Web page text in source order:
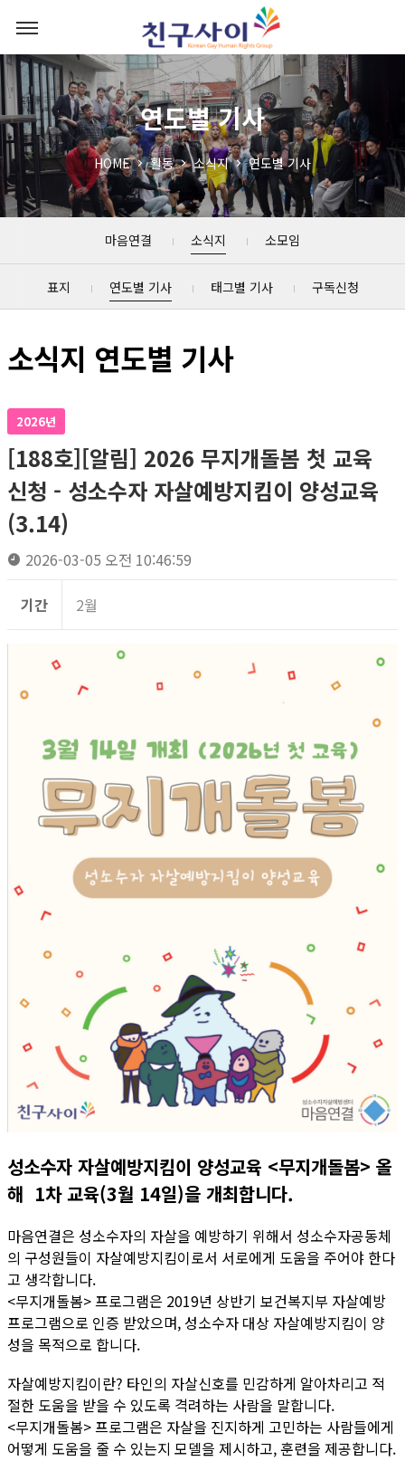
연도별 기사
HOME 활동 소식지 연도별 기사
마음연결 소식지 소모임
표지 연도별 기사 태그별 기사 구독신청
소식지 연도별 기사
2026년
[188호][알림] 2026 무지개돌봄 첫 교육
신청 - 성소수자 자살예방지킴이 양성교육
(3.14)
2026-03-05 오전 10:46:59
기간 2월
성소수자 자살예방지킴이 양성교육 <무지개돌봄> 올
해 1차 교육(3월 14일)을 개최합니다.
마음연결은 성소수자의 자살을 예방하기 위해서 성소수자공동체
의 구성원들이 자살예방지킴이로서 서로에게 도움을 주어야 한다
고 생각합니다.
<무지개돌봄> 프로그램은 2019년 상반기 보건복지부 자살예방
프로그램으로 인증 받았으며, 성소수자 대상 자살예방지킴이 양
성을 목적으로 합니다.
자살예방지킴이란? 타인의 자살신호를 민감하게 알아차리고 적
절한 도움을 받을 수 있도록 격려하는 사람을 말합니다.
<무지개돌봄> 프로그램은 자살을 진지하게 고민하는 사람들에게
어떻게 도움을 줄 수 있는지 모델을 제시하고, 훈련을 제공합니다.